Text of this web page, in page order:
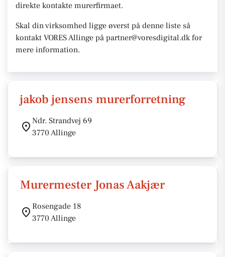
direkte kontakte murerfirmaet.
Skal din virksomhed ligge øverst på denne liste så
kontakt VORES Allinge på partner@voresdigital.dk for
mere information.
jakob jensens murerforretning
Ndr. Strandvej 69
3770 Allinge
Murermester Jonas Aakjær
Rosengade 18
3770 Allinge